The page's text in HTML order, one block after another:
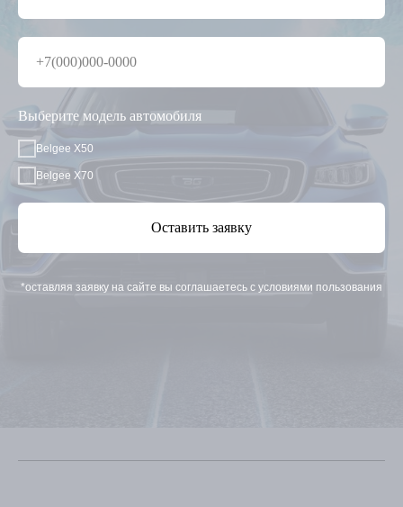
Выберите модель автомобиля
Belgee X50
Belgee X70
Оставить заявку
*оставляя заявку на сайте вы соглашаетесь с условиями пользования